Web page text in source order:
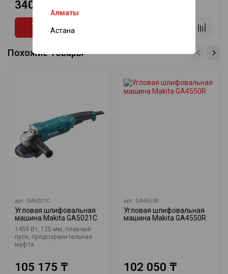
Алматы
Астана
340 ₸
Похожие товары
арт. GA5021C
Угловая шлифовальная
машина Makita GA5021C
1450 Вт, 125 мм, плавный
пуск, предохранительная
муфта
105 175 ₸
арт. GA4550R
Угловая шлифовальная
машина Makita GA4550R
102 050 ₸